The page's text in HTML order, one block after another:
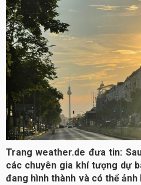
Trang weather.de đưa tin:
các chuyên gia khí tượng dự
đang hình thành và có thể